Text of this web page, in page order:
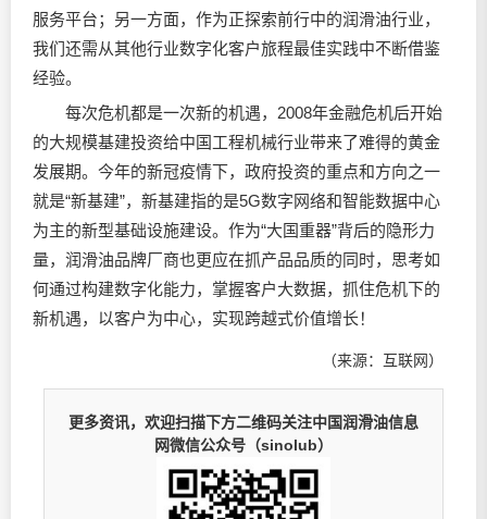
服务平台；另一方面，作为正探索前行中的润滑油行业，
我们还需从其他行业数字化客户旅程最佳实践中不断借鉴
经验。
每次危机都是一次新的机遇，2008年金融危机后开始
的大规模基建投资给中国工程机械行业带来了难得的黄金
发展期。今年的新冠疫情下，政府投资的重点和方向之一
就是“新基建”，新基建指的是5G数字网络和智能数据中心
为主的新型基础设施建设。作为“大国重器”背后的隐形力
量，润滑油品牌厂商也更应在抓产品品质的同时，思考如
何通过构建数字化能力，掌握客户大数据，抓住危机下的
新机遇，以客户为中心，实现跨越式价值增长！
（来源：互联网）
更多资讯，欢迎扫描下方二维码关注中国润滑油信息
网微信公众号（sinolub）